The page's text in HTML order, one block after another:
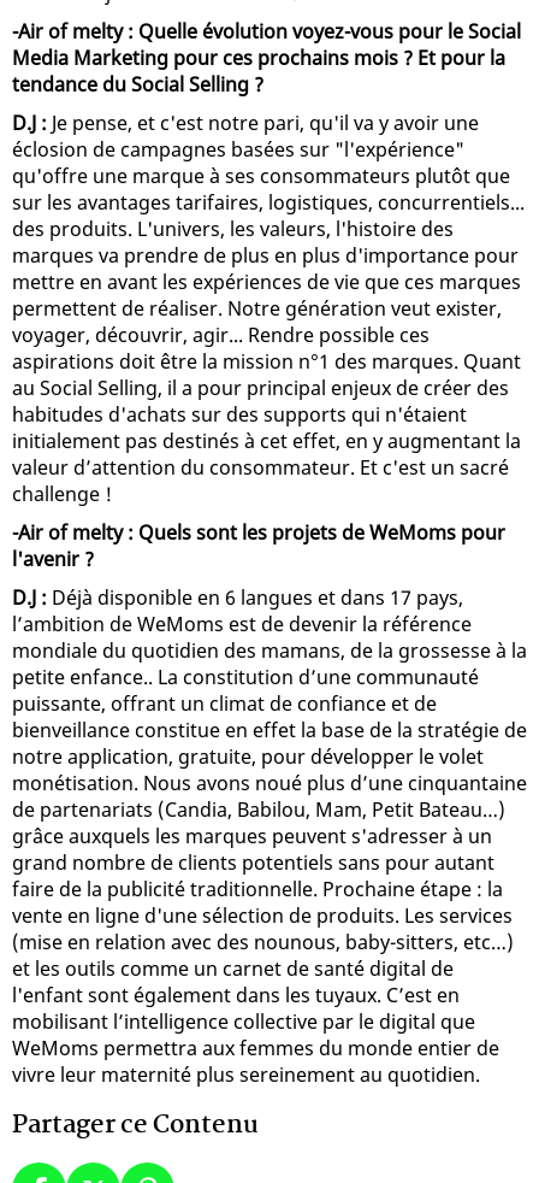
-Air of melty : Quelle évolution voyez-vous pour le Social
Media Marketing pour ces prochains mois ? Et pour la
tendance du Social Selling ?
D.J : Je pense, et c'est notre pari, qu'il va y avoir une
éclosion de campagnes basées sur "l'expérience"
qu'offre une marque à ses consommateurs plutôt que
sur les avantages tarifaires, logistiques, concurrentiels...
des produits. L'univers, les valeurs, l'histoire des
marques va prendre de plus en plus d'importance pour
mettre en avant les expériences de vie que ces marques
permettent de réaliser. Notre génération veut exister,
voyager, découvrir, agir... Rendre possible ces
aspirations doit être la mission n°1 des marques. Quant
au Social Selling, il a pour principal enjeux de créer des
habitudes d'achats sur des supports qui n'étaient
initialement pas destinés à cet effet, en y augmentant la
valeur d’attention du consommateur. Et c'est un sacré
challenge !
-Air of melty : Quels sont les projets de WeMoms pour
l'avenir ?
D.J : Déjà disponible en 6 langues et dans 17 pays,
l’ambition de WeMoms est de devenir la référence
mondiale du quotidien des mamans, de la grossesse à la
petite enfance.. La constitution d’une communauté
puissante, offrant un climat de confiance et de
bienveillance constitue en effet la base de la stratégie de
notre application, gratuite, pour développer le volet
monétisation. Nous avons noué plus d’une cinquantaine
de partenariats (Candia, Babilou, Mam, Petit Bateau…)
grâce auxquels les marques peuvent s'adresser à un
grand nombre de clients potentiels sans pour autant
faire de la publicité traditionnelle. Prochaine étape : la
vente en ligne d'une sélection de produits. Les services
(mise en relation avec des nounous, baby-sitters, etc…)
et les outils comme un carnet de santé digital de
l'enfant sont également dans les tuyaux. C’est en
mobilisant l’intelligence collective par le digital que
WeMoms permettra aux femmes du monde entier de
vivre leur maternité plus sereinement au quotidien.
Partager ce Contenu